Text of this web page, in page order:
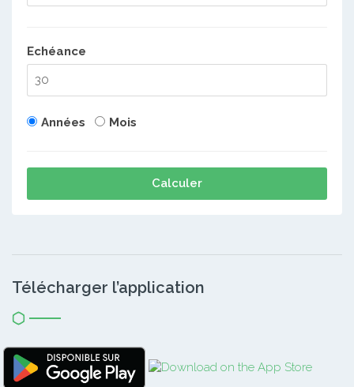
Echéance
Années Mois
Calculer
Télécharger l’application